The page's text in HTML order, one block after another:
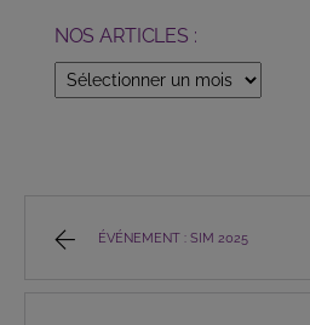
NOS ARTICLES :
NOS
ÉVÉNEMENT : SIM 2025